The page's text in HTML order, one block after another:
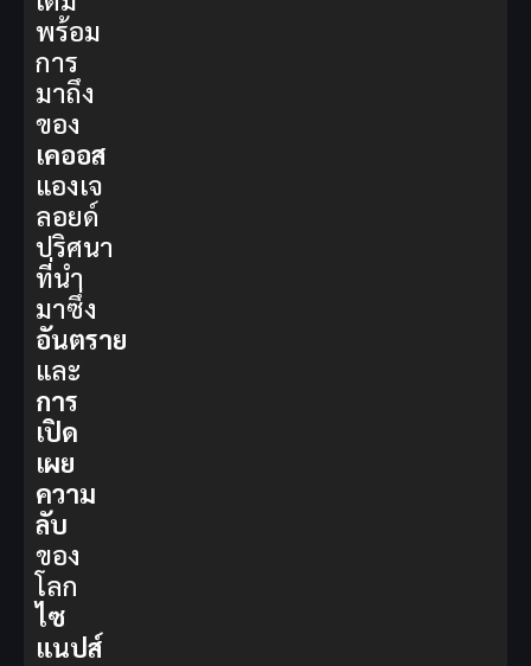
พร้อม
การ
มาถึง
ของ
เคออส
แองเจ
ลอยด์
ปริศนา
ที่นำ
มาซึ่ง
อันตราย
และ
การ
เปิด
เผย
ความ
ลับ
ของ
โลก
ไซ
แนปส์